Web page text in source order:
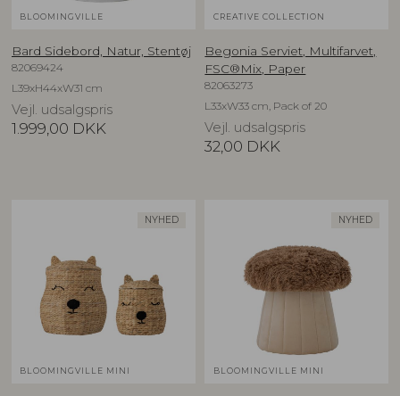
BLOOMINGVILLE
Bard Sidebord, Natur, Stentøj
82069424
L39xH44xW31 cm
Vejl. udsalgspris
1.999,00 DKK
CREATIVE COLLECTION
Begonia Serviet, Multifarvet,
FSC®Mix, Paper
82063273
L33xW33 cm, Pack of 20
Vejl. udsalgspris
32,00 DKK
NYHED
BLOOMINGVILLE MINI
NYHED
BLOOMINGVILLE MINI